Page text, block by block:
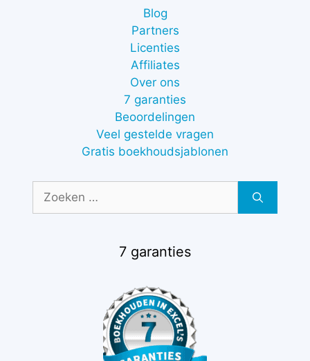
Blog
Partners
Licenties
Affiliates
Over ons
7 garanties
Beoordelingen
Veel gestelde vragen
Gratis boekhoudsjablonen
Zoek
7 garanties